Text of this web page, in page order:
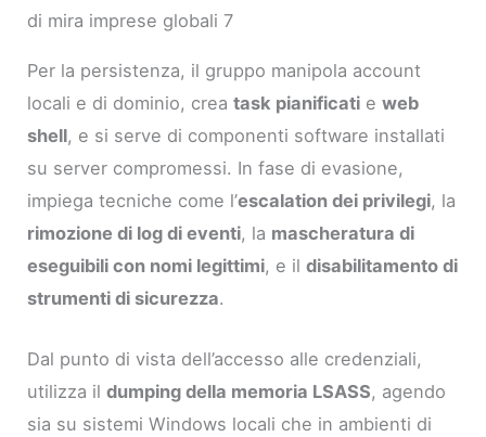
di mira imprese globali 7
Per la persistenza, il gruppo manipola account
locali e di dominio, creatask pianificati eweb
shell, e si serve di componenti software installati
su server compromessi. In fase di evasione,
impiega tecniche come l’escalation dei privilegi, la
rimozione di log di eventi, la mascheratura di
eseguibili con nomi legittimi, e ildisabilitamento di
strumenti di sicurezza.
Dal punto di vista dell’accesso alle credenziali,
utilizza ildumping della memoria LSASS, agendo
sia su sistemi Windows locali che in ambienti di